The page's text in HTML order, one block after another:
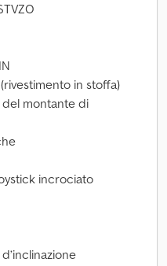
in stoffa)
del montante di
incrociato